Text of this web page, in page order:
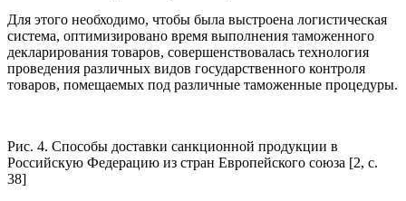
Для этого необходимо, чтобы была выстроена логистическая
система, оптимизировано время выполнения таможенного
декларирования товаров, совершенствовалась технология
проведения различных видов государственного контроля
товаров, помещаемых под различные таможенные процедуры.
Рис. 4. Способы доставки санкционной продукции в
Российскую Федерацию из стран Европейского союза [2, с.
38]